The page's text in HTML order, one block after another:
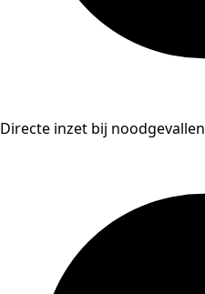
Directe inzet bij noodgevallen